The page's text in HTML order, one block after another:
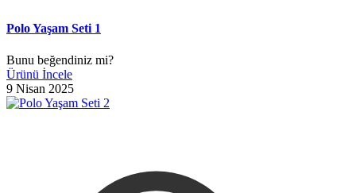
Polo Yaşam Seti 1
Bunu beğendiniz mi?
Ürünü İncele
9 Nisan 2025